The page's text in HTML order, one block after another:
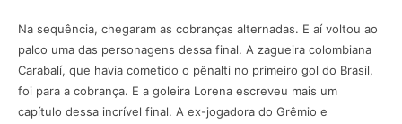
Na sequência, chegaram as cobranças alternadas. E aí voltou ao
palco uma das personagens dessa final. A zagueira colombiana
Carabalí, que havia cometido o pênalti no primeiro gol do Brasil,
foi para a cobrança. E a goleira Lorena escreveu mais um
capítulo dessa incrível final. A ex-jogadora do Grêmio e